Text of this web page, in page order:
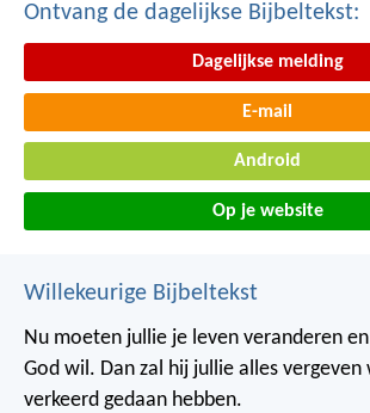
Ontvang de dagelijkse Bijbeltekst:
Dagelijkse melding
E-mail
Android
Op je website
Willekeurige Bijbeltekst
Nu moeten jullie je leven veranderen
God wil. Dan zal hij jullie alles
verkeerd gedaan hebben.